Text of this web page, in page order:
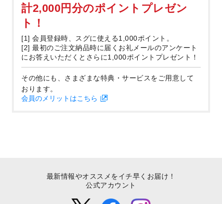
計2,000円分のポイントプレゼン
ト！
[1] 会員登録時、スグに使える1,000ポイント。
[2] 最初のご注文納品時に届くお礼メールのアンケート
にお答えいただくとさらに1,000ポイントプレゼント！
その他にも、さまざまな特典・サービスをご用意して
おります。
会員のメリットはこちら
最新情報やオススメをイチ早くお届け！
公式アカウント